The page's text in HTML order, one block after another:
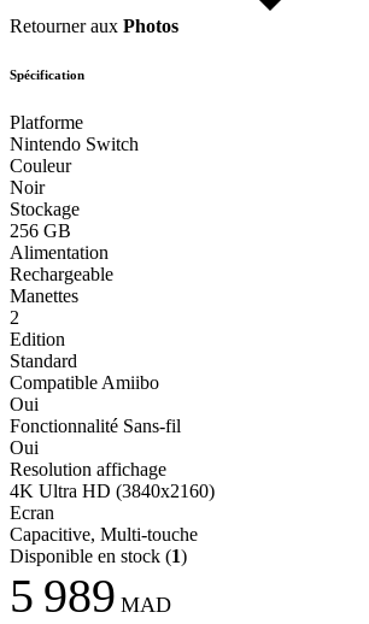
Retourner aux Photos
Spécification
Platforme
Nintendo Switch
Couleur
Noir
Stockage
256 GB
Alimentation
Rechargeable
Manettes
2
Edition
Standard
Compatible Amiibo
Oui
Fonctionnalité Sans-fil
Oui
Resolution affichage
4K Ultra HD (3840x2160)
Ecran
Capacitive, Multi-touche
Disponible en stock (1)
5 989 MAD